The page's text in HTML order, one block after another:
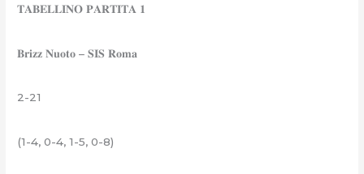
𝐓𝐀𝐁𝐄𝐋𝐋𝐈𝐍𝐎 𝐏𝐀𝐑𝐓𝐈𝐓𝐀 𝟏
𝐁𝐫𝐢𝐳𝐳 𝐍𝐮𝐨𝐭𝐨 – 𝐒𝐈𝐒 𝐑𝐨𝐦𝐚
2-21
(1-4, 0-4, 1-5, 0-8)